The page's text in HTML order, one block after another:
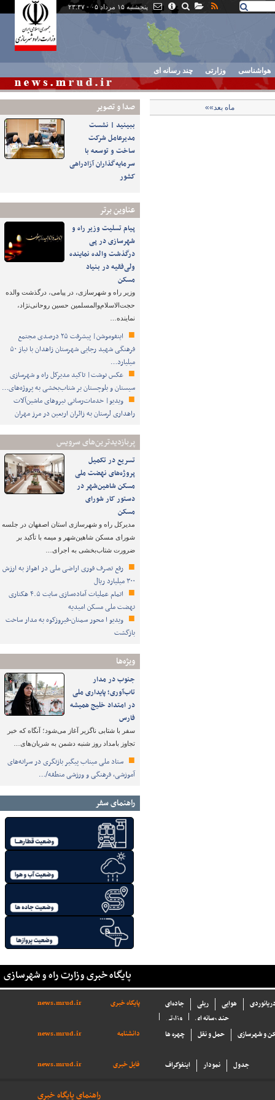
پنجشنبه ۱۵ مرداد ۰۵ - ۲۳:۳۷
هواشناسی وزارتی چند رسانه ای
صدا و تصوير
ببینید | نشست
مدیرعامل شرکت
ساخت و توسعه با
سرمایه‌گذاران آزادراهی
کشور
عناوین برتر
پیام تسلیت وزیر راه و
شهرسازی در پی
درگذشت والده نماینده
ولی‌فقیه در بنیاد
مسکن
وزیر راه و شهرسازی، در پیامی، درگذشت والده
حجت‌الاسلام‌والمسلمین حسین روحانی‌نژاد،
نماینده…
اینفوموشن| پیشرفت ۲۵ درصدی مجتمع
فرهنگی شهید رجایی شهرستان زاهدان با نیاز ۵۰
میلیارد…
عکس نوشت| تاکید مدیرکل راه و شهرسازی
سیستان و بلوچستان بر شتاب‌بخشی به پروژه‌های…
ویدیو| خدمات‌رسانی نیروهای ماشین‌آلات
راهداری لرستان به زائران اربعین در مرز مهران
پربازدیدترین‌های سرویس
تسریع در تکمیل
پروژه‌های نهضت ملی
مسکن شاهین‌شهر در
دستور کار شورای
مسکن
مدیرکل راه و شهرسازی استان اصفهان در جلسه
شورای مسکن شاهین‌شهر و میمه با تأکید بر
ضرورت شتاب‌بخشی به اجرای…
رفع تصرف فوری اراضی ملی در اهواز به ارزش
۳۰۰ میلیارد ریال
اتمام عملیات آماده‌سازی سایت ۴.۵ هکتاری
نهضت ملی مسکن امیدیه
ویدیو ا محور سمنان-فیروزکوه به مدار ساخت
بازگشت
ویژه‌ها
جنوب در مدار
تاب‌آوری؛ پایداری ملی
در امتداد خلیج همیشه
فارس
سفر با شتابی ناگزیر آغاز می‌شود؛ آنگاه که خبر
تجاوز بامداد روز شنبه دشمن به شریان‌های…
ستاد ملی میناب پیگیر بازنگری در سرانه‌های
آموزشی، فرهنگی و ورزشی منطقه/…
راهنمای سفر
ماه بعد»»
پایگاه خبری وزارت راه و شهرسازی
پایگاه خبری news.mrud.ir جاده‌ای ریلی هوایی
وزارتی
چند رسانه ای
دانشنامه
news.mrud.ir چهره ها حمل و نقل و شهرسازی
فایل خبری news.mrud.ir اینفوگراف نمودار جدول
راهنمای پایگاه خبری